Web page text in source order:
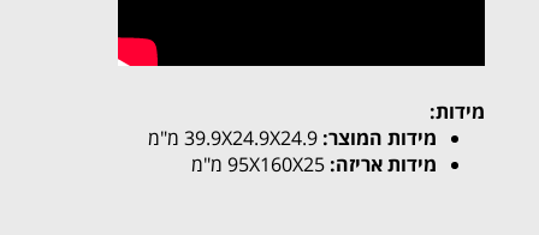
מידות:
מידות המוצר: 39.9X24.9X24.9 מ"מ
מידות אריזה: 95X160X25 מ"מ